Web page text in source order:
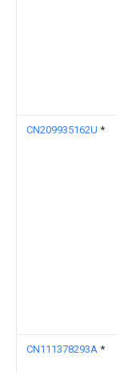
CN209935162U *
CN111378293A *